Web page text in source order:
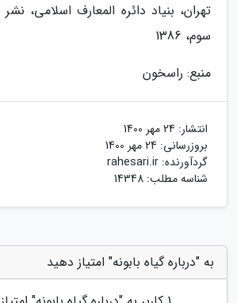
تهران، بنیاد دائره المعارف اسلامی،
سوم، 1386
منبع: راسخون
انتشار: 24 مهر 1400
بروزرسانی: 24 مهر 1400
گردآورنده: rahesari.ir
شناسه مطلب: 14348
به "درباره گیاه بابونه" امتیاز دهید